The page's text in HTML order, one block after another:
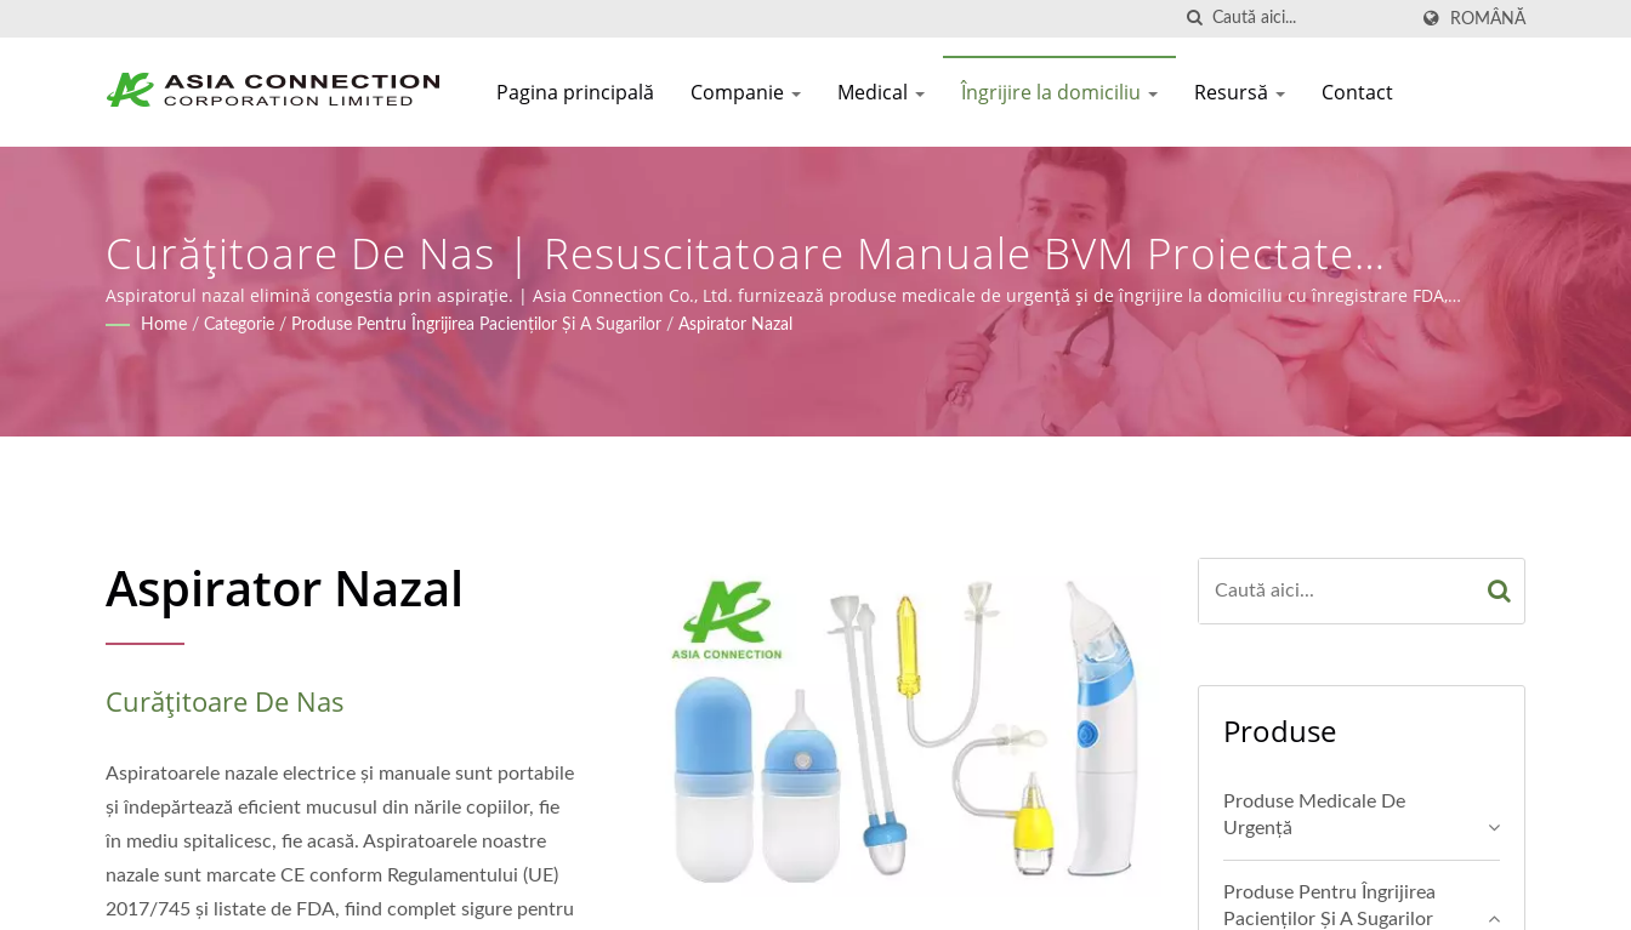
ROMÂNĂ
Pagina principală Companie Medical Îngrijire la domiciliu Resursă Contact
Curățitoare De Nas | Resuscitatoare Manuale BVM Proiectate
Ergonomic | Asia Connection
Aspiratorul nazal elimină congestia prin aspirație. | Asia Connection Co., Ltd. furnizează produse medicale de urgență și de îngrijire la domiciliu cu înregistrare FDA,
certificate ISO 9001, ISO 13485 și CE conform MDR (Regulamentul (UE) 2017/745), împreună cu capacități de design, OEM și producție.
Home / Categorie / Produse Pentru Îngrijirea Pacienților Și A Sugarilor / Aspirator Nazal
Aspirator Nazal
Curățitoare De Nas
Aspiratoarele nazale electrice și manuale sunt portabile
și îndepărtează eficient mucusul din nările copiilor, fie
în mediu spitalicesc, fie acasă. Aspiratoarele noastre
nazale sunt marcate CE conform Regulamentului (UE)
2017/745 și listate de FDA, fiind complet sigure pentru
Produse
Produse Medicale De
Urgență
Produse Pentru Îngrijirea
Pacienților Și A Sugarilor